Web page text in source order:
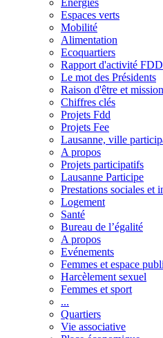
Espaces verts
Mobilité
Alimentation
Ecoquartiers
Rapport d'activité
Le mot des Présidents
Raison d'être et
Chiffres clés
Projets Fdd
Projets Fee
Lausanne, ville
A propos
Projets participatifs
Lausanne Participe
Prestations sociales et
Logement
Santé
Bureau de l’égalité
A propos
Evénements
Femmes et espace
Harcèlement sexuel
Femmes et sport
...
Quartiers
Vie associative